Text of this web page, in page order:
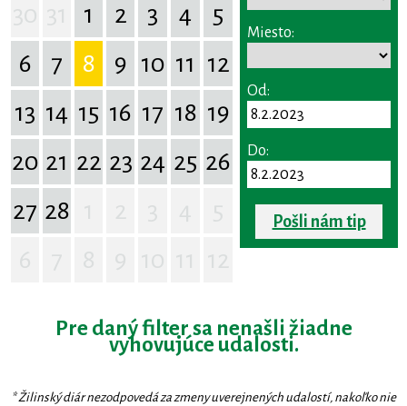
1 2 3 4
5
6
7 8 9 10 11 12
13 14 15 16 17 18 19
20 21 22 23 24 25 26
27 28
Miesto:
Od:
Do:
Pošli nám tip
Pre daný filter sa nenašli žiadne
vyhovujúce udalosti.
* Žilinský diár nezodpovedá za zmeny uverejnených udalostí, nakoľko nie